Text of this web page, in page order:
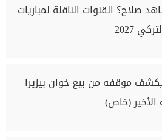
صلاح؟ القنوات الناقلة لمباريات
2027
يكشف موقفه من بيع خوان بيزيرا
الأخير (خاص)